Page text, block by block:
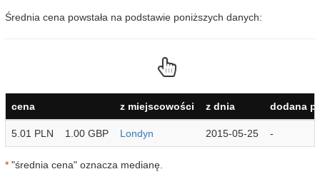
Średnia cena powstała na podstawie poniższych danych:
cena z miejscowości z dnia dodana
5.01 PLN 1.00 GBP Londyn 2015-05-25 -
* "średnia cena" oznacza medianę.